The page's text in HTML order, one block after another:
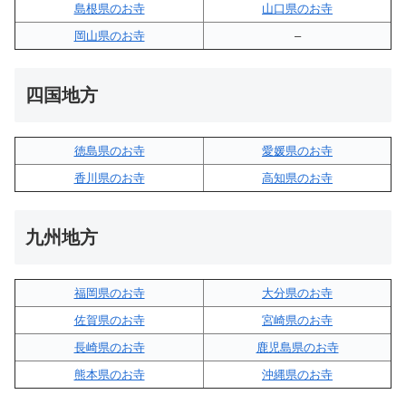
島根県のお寺
山口県のお寺
岡山県のお寺
–
四国地方
徳島県のお寺
愛媛県のお寺
香川県のお寺
高知県のお寺
九州地方
福岡県のお寺
大分県のお寺
佐賀県のお寺
宮崎県のお寺
長崎県のお寺
鹿児島県のお寺
熊本県のお寺
沖縄県のお寺